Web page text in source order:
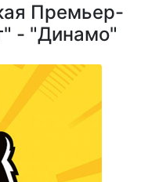
Премьер-
- "Динамо"